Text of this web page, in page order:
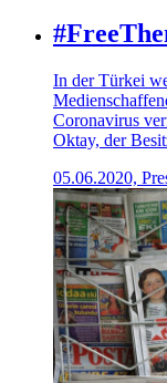
In der Türkei
Coronavirus
Oktay, der
05.06.2020,